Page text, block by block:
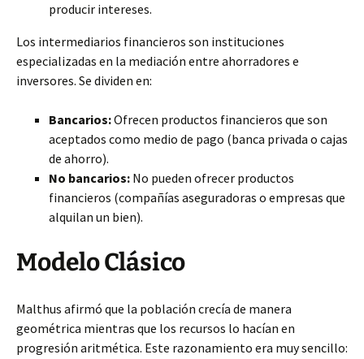
producir intereses.
Los intermediarios financieros son instituciones
especializadas en la mediación entre ahorradores e
inversores. Se dividen en:
Bancarios:Ofrecen productos financieros que son
aceptados como medio de pago (banca privada o cajas
de ahorro).
No bancarios: No pueden ofrecer productos
financieros (compañías aseguradoras o empresas que
alquilan un bien).
Modelo Clásico
Malthus afirmó que la población crecía de manera
geométrica mientras que los recursos lo hacían en
progresión aritmética. Este razonamiento era muy sencillo: